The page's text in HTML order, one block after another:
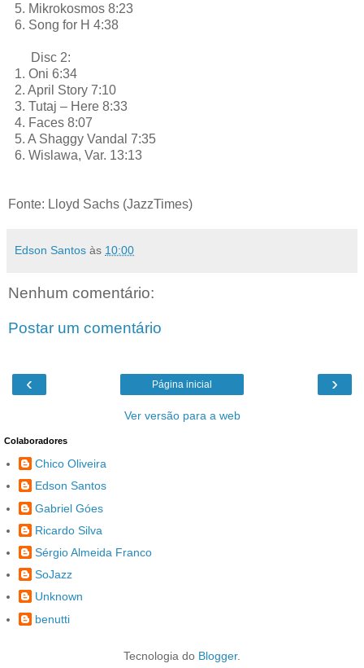
5. Mikrokosmos 8:23
6. Song for H 4:38
Disc 2:
1. Oni 6:34
2. April Story 7:10
3. Tutaj – Here 8:33
4. Faces 8:07
5. A Shaggy Vandal 7:35
6. Wislawa, Var. 13:13
Fonte: Lloyd Sachs (JazzTimes)
Edson Santos às 10:00
Nenhum comentário:
Postar um comentário
‹ ›
Página inicial
Ver versão para a web
Colaboradores
Chico Oliveira
Edson Santos
Gabriel Góes
Ricardo Silva
Sérgio Almeida Franco
SoJazz
Unknown
benutti
Tecnologia do Blogger.